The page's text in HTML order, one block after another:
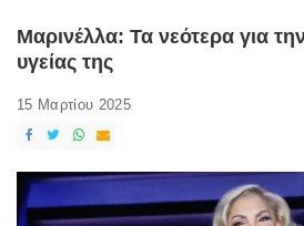
Μαρινέλλα: Τα νεότερα για
υγείας της
15 Μαρτίου 2025